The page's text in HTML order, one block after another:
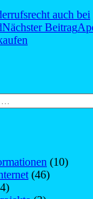
auch bei
Nächster Beitrag
(10)
(46)